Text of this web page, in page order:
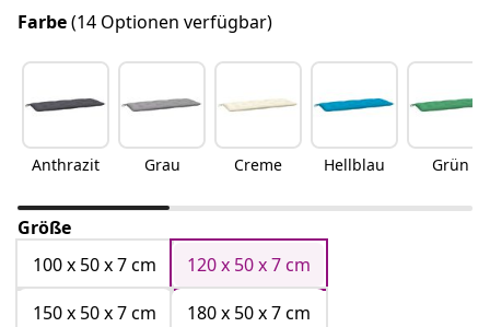
Farbe(14 Optionen verfügbar)
Anthrazit Grau Creme Hellblau Grün
Größe
100 x 50 x 7 cm
120 x 50 x 7 cm
150 x 50 x 7 cm
180 x 50 x 7 cm